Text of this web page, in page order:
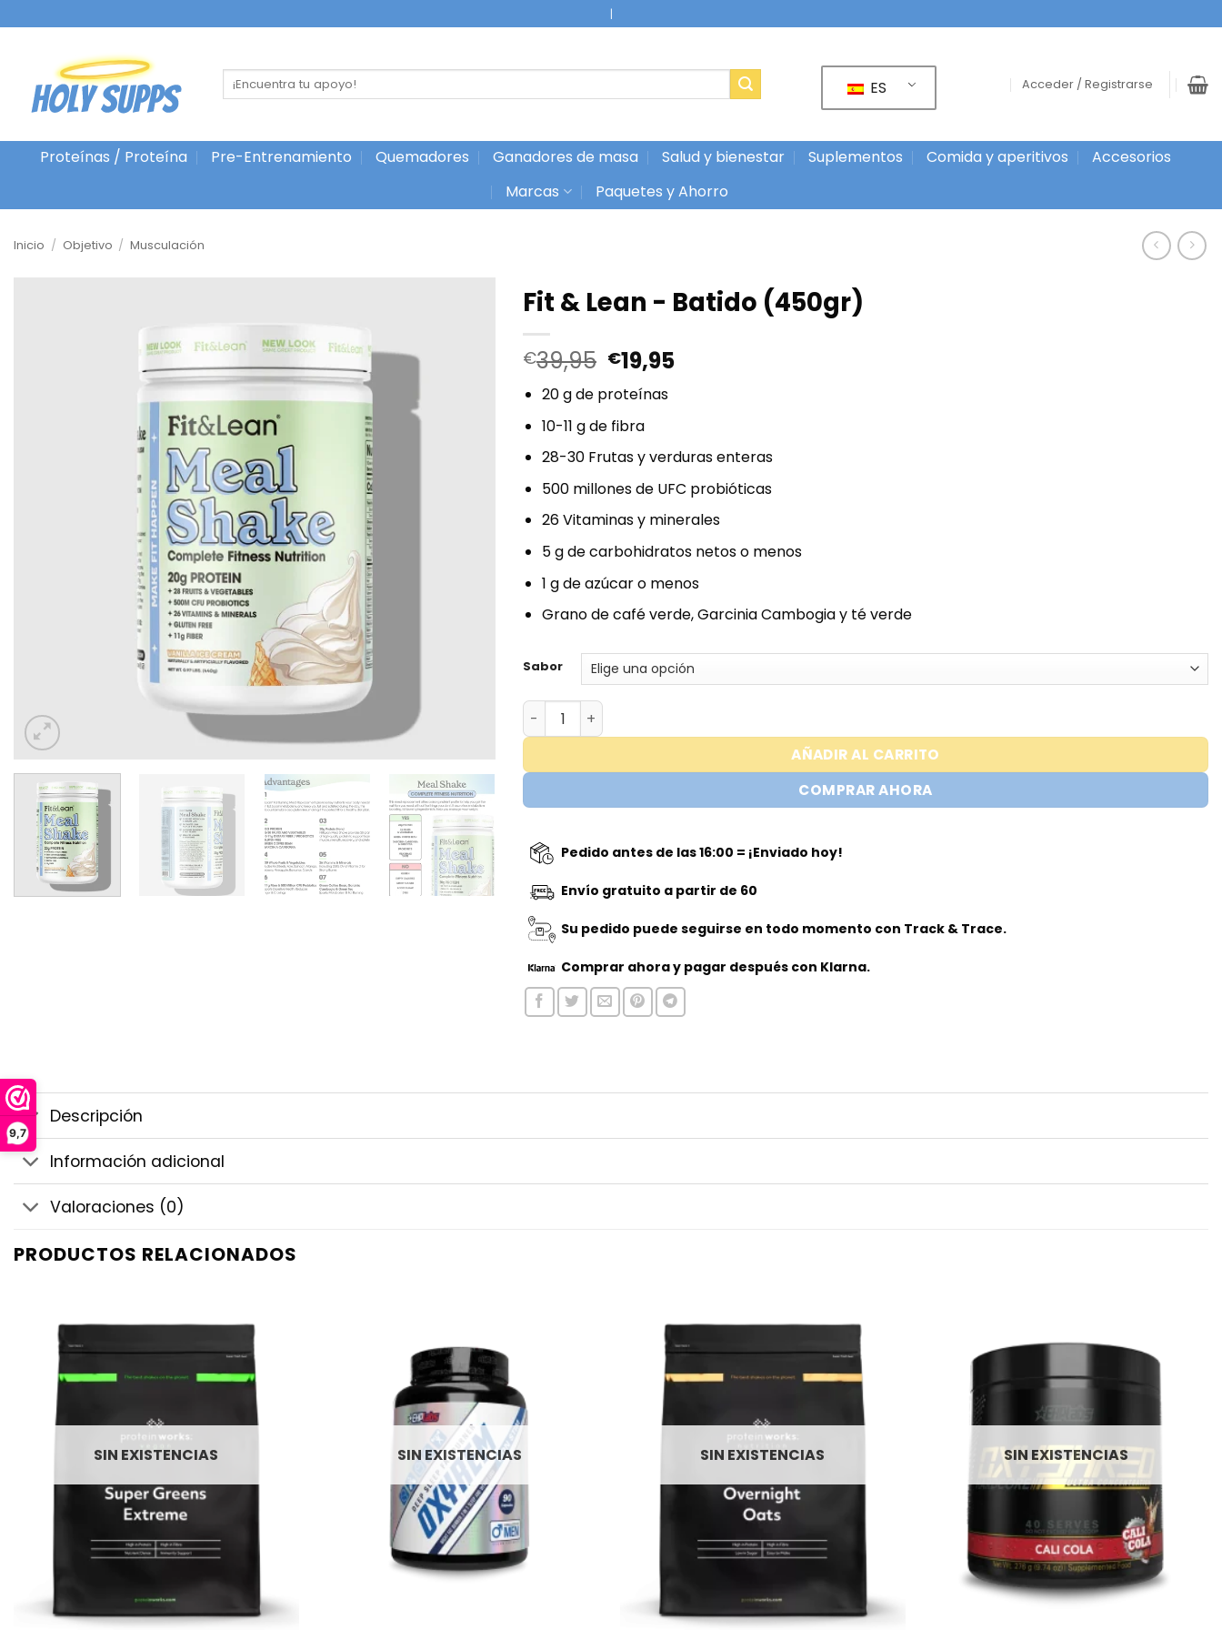
9,7
al
Super Servicio
Buscar
por:
ES Acceder / Registrarse
Proteínas / Proteína Pre-Entrenamiento Quemadores Ganadores de masa Salud y bienestar Suplementos Comida y aperitivos
Accesorios
Marcas
Paquetes y Ahorro
Inicio / Objetivo / Musculación
Fit & Lean - Batido (450gr)
€39,95 El
precio
original
era:
€39,95.
€19,95El
€19,95.
20 g de proteínas
10-11 g de fibra
28-30 Frutas y verduras enteras
500 millones de UFC probióticas
26 Vitaminas y minerales
5 g de carbohidratos netos o menos
1 g de azúcar o menos
Grano de café verde, Garcinia Cambogia y té verde
Sabor
Fit & Lean - Meal Shake (450gr) cantidad
AÑADIR AL CARRITO
COMPRAR AHORA
Pedido antes de las 16:00 = ¡Enviado hoy!
Envío gratuito a partir de 60
Su pedido puede seguirse en todo momento con Track & Trace.
Comprar ahoray pagar después con Klarna.
Descripción
Información adicional
Valoraciones (0)
PRODUCTOS RELACIONADOS
SIN EXISTENCIAS SIN EXISTENCIAS SIN EXISTENCIAS SIN EXISTENCIAS